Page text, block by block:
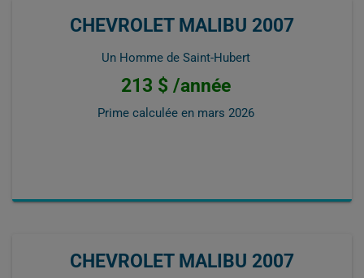
CHEVROLET MALIBU 2007
Un Homme de Saint-Hubert
213 $ /année
Prime calculée en mars 2026
CHEVROLET MALIBU 2007